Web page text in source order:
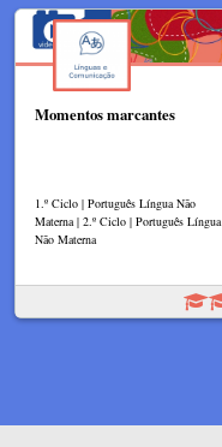
Momentos marcantes
1.º Ciclo | Português Língua Não
Materna | 2.º Ciclo | Português Língua
Não Materna